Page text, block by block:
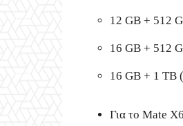
12 GB + 512
16 GB + 512
16 GB + 1 TB
Για το Mate